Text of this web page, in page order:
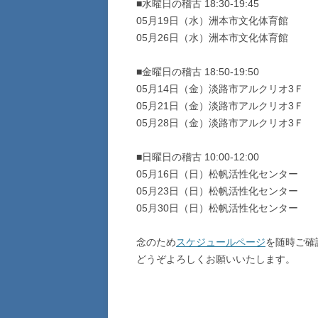
■水曜日の稽古 18:30-19:45
05月19日（水）洲本市文化体育館
05月26日（水）洲本市文化体育館
■金曜日の稽古 18:50-19:50
05月14日（金）淡路市アルクリオ3Ｆ
05月21日（金）淡路市アルクリオ3Ｆ
05月28日（金）淡路市アルクリオ3Ｆ
■日曜日の稽古 10:00-12:00
05月16日（日）松帆活性化センター
05月23日（日）松帆活性化センター
05月30日（日）松帆活性化センター
念のためスケジュールページを随時ご確
どうぞよろしくお願いいたします。